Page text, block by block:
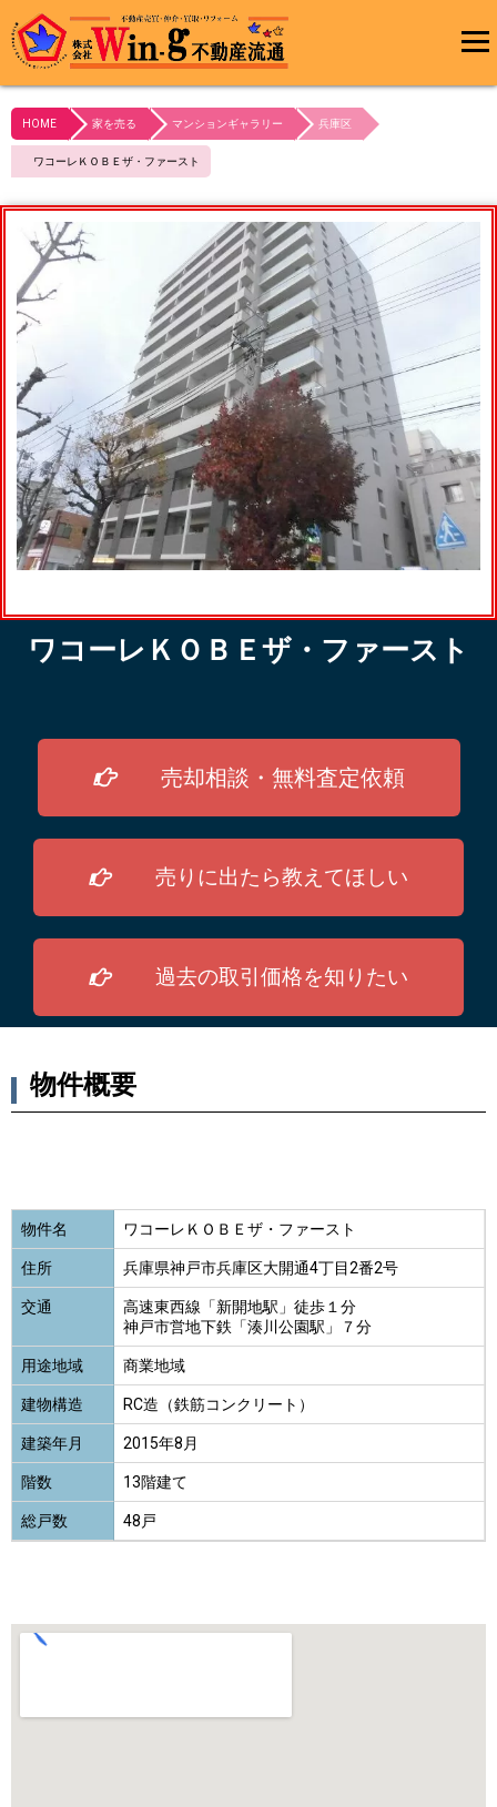
メインメ
最終更新日:2024/03/05
HOME 家を売る マンションギャラリー 兵庫区
ワコーレＫＯＢＥザ・ファースト
ワコーレＫＯＢＥザ・ファースト
売却相談・無料査定依頼
売りに出たら教えてほしい
過去の取引価格を知りたい
物件概要
物件名 ワコーレＫＯＢＥザ・ファースト
住所 兵庫県神戸市兵庫区大開通4丁目2番2号
交通
高速東西線「新開地駅」徒歩１分
神戸市営地下鉄「湊川公園駅」７分
用途地域 商業地域
建物構造 RC造（鉄筋コンクリート）
建築年月 2015年8月
階数 13階建て
総戸数 48戸